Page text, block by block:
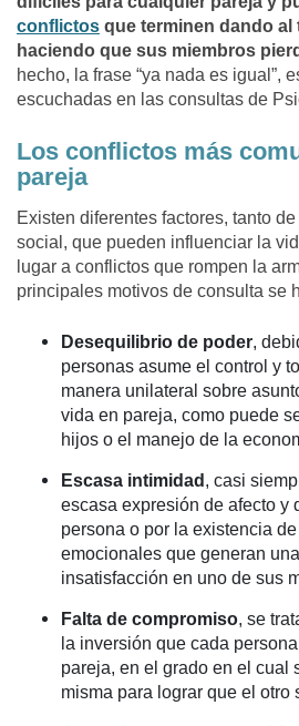
conflictos que terminen dando al
haciendo que sus miembros
hecho, la frase “ya nada es igual”,
escuchadas en las consultas de
Los conflictos más
pareja
Existen diferentes factores, tanto
social, que pueden influenciar la
lugar a conflictos que rompen la
principales motivos de consulta se
Desequilibrio de poder,
personas asume el control y
manera unilateral sobre
vida en pareja, como puede
hijos o el manejo de la
Escasa intimidad, casi
escasa expresión de afecto y
persona o por la existencia
emocionales que generan
insatisfacción en uno de sus
Falta de compromiso, se
la inversión que cada
pareja, en el grado en el cual
misma para lograr que el otro